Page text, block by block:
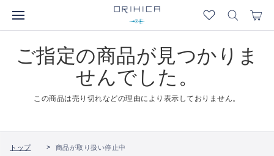
ご指定の商品が見つかりま
せんでした。
この商品は売り切れなどの理由により表示しておりません。
トップ 商品が取り扱い停止中